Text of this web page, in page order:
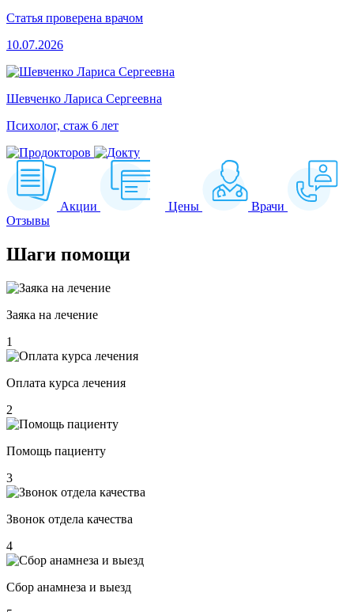
Статья проверена врачом
10.07.2026
Шевченко Лариса Сергеевна
Психолог, стаж 6 лет
Акции Цены
Врачи
Отзывы
Шаги помощи
Заяка на лечение
1
Оплата курса лечения
2
Помощь пациенту
3
Звонок отдела качества
4
Сбор анамнеза и выезд